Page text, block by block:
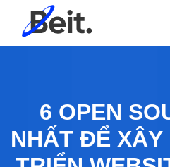
6 OPEN
NHẤT ĐỂ